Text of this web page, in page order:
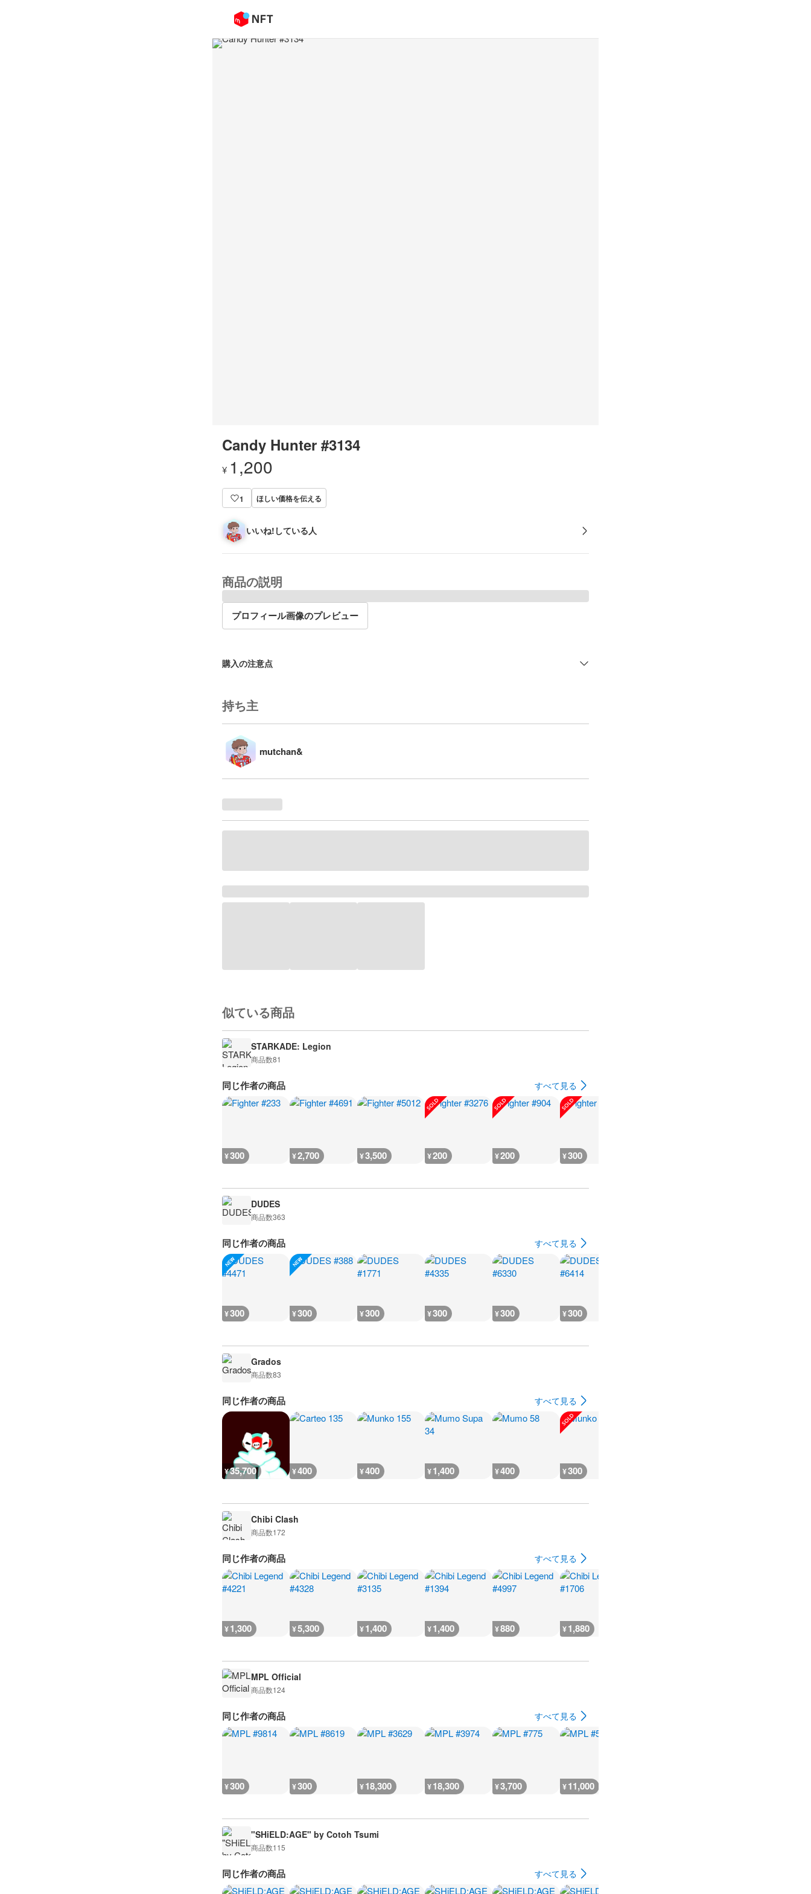
Candy Hunter #3134
¥ 1,200
1 ほしい価格を伝える
いいね!している人
商品の説明
プロフィール画像のプレビュー
購入の注意点
持ち主
mutchan&
似ている商品
STARKADE: Legion
商品数81
同じ作者の商品 すべて見る
¥300 ¥2,700 ¥3,500 ¥200 ¥200 ¥300
DUDES
商品数363
同じ作者の商品 すべて見る
¥300 ¥300 ¥300 ¥300 ¥300 ¥300
Grados
商品数83
同じ作者の商品 すべて見る
¥35,700 ¥400 ¥400 ¥1,400 ¥400 ¥300
Chibi Clash
商品数172
同じ作者の商品 すべて見る
¥1,300 ¥5,300 ¥1,400 ¥1,400 ¥880 ¥1,880
MPL Official
商品数124
同じ作者の商品 すべて見る
¥300 ¥300 ¥18,300 ¥18,300 ¥3,700 ¥11,000
"SHiELD:AGE" by Cotoh Tsumi
商品数115
同じ作者の商品 すべて見る